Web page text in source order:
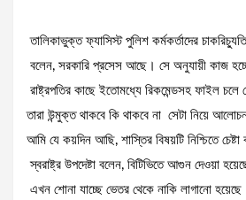
তালিকাভুক্ত ফ্যাসিস্ট পুলিশ কর্মকর্তাদের
বলেন, সরকারি প্রসেস আছে। সে অনুযায়ী কাজ
রাষ্ট্রপতির কাছে ইতোমধ্যে রিকমেন্ডসহ ফাইল চলে
তারা উন্মুক্ত থাকবে কি থাকবে না সেটা নিয়ে
আমি যে কয়দিন আছি, শাস্তির বিষয়টি নিশ্চিতে চেষ্টা
স্বরাষ্ট্র উপদেষ্টা বলেন, বিটিভিতে আগুন দেওয়া
এখন শোনা যাচ্ছে ভেতর থেকে নাকি লাগানো হয়েছে